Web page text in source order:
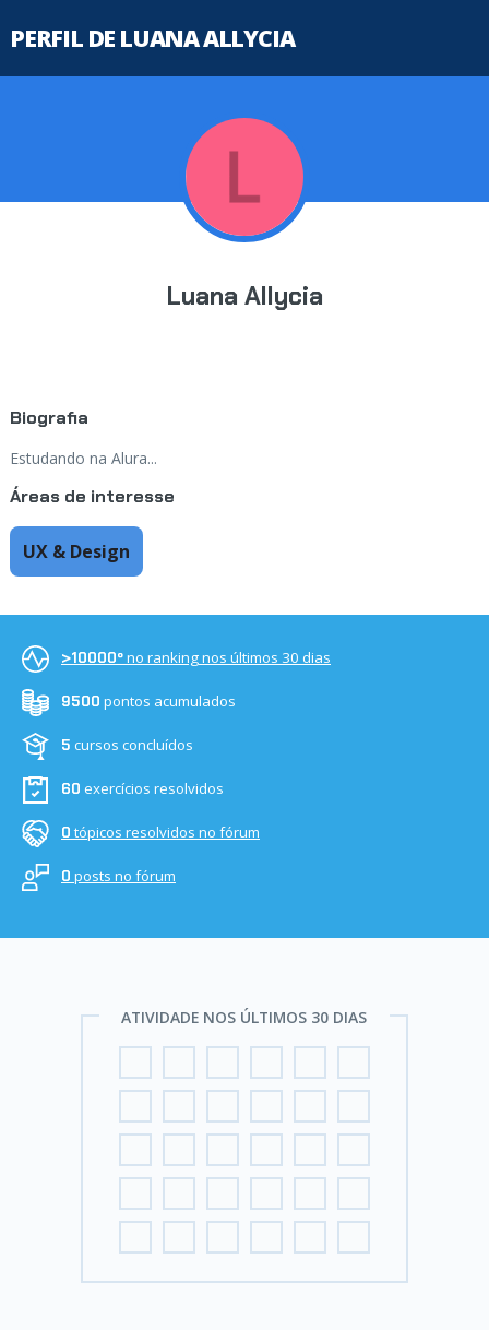
PERFIL DE LUANA ALLYCIA
Luana Allycia
Biografia
Estudando na Alura...
Áreas de interesse
UX & Design
>10000ºno ranking nos últimos 30 dias
9500 pontos acumulados
5 cursos concluídos
60 exercícios resolvidos
0 tópicos resolvidos no fórum
0 posts no fórum
ATIVIDADE NOS ÚLTIMOS 30 DIAS